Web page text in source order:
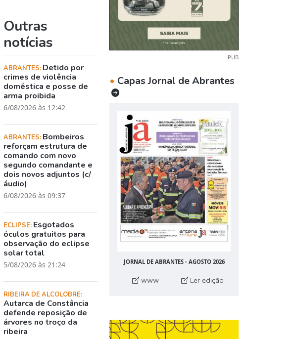
Outras
notícias
ABRANTES: Detido por
crimes de violência
doméstica e posse de
arma proibida
6/08/2026 às 12:42
ABRANTES: Bombeiros
reforçam estrutura de
comando com novo
segundo comandante e
dois novos adjuntos (c/
áudio)
6/08/2026 às 09:37
ECLIPSE: Esgotados
óculos gratuitos para
observação do eclipse
solar total
5/08/2026 às 21:24
RIBEIRA DE ALCOLOBRE:
Autarca de Constância
defende reposição de
árvores no troço da
ribeira
PUB
• Capas Jornal de Abrantes
JORNAL DE ABRANTES - AGOSTO 2026
www Ler edição